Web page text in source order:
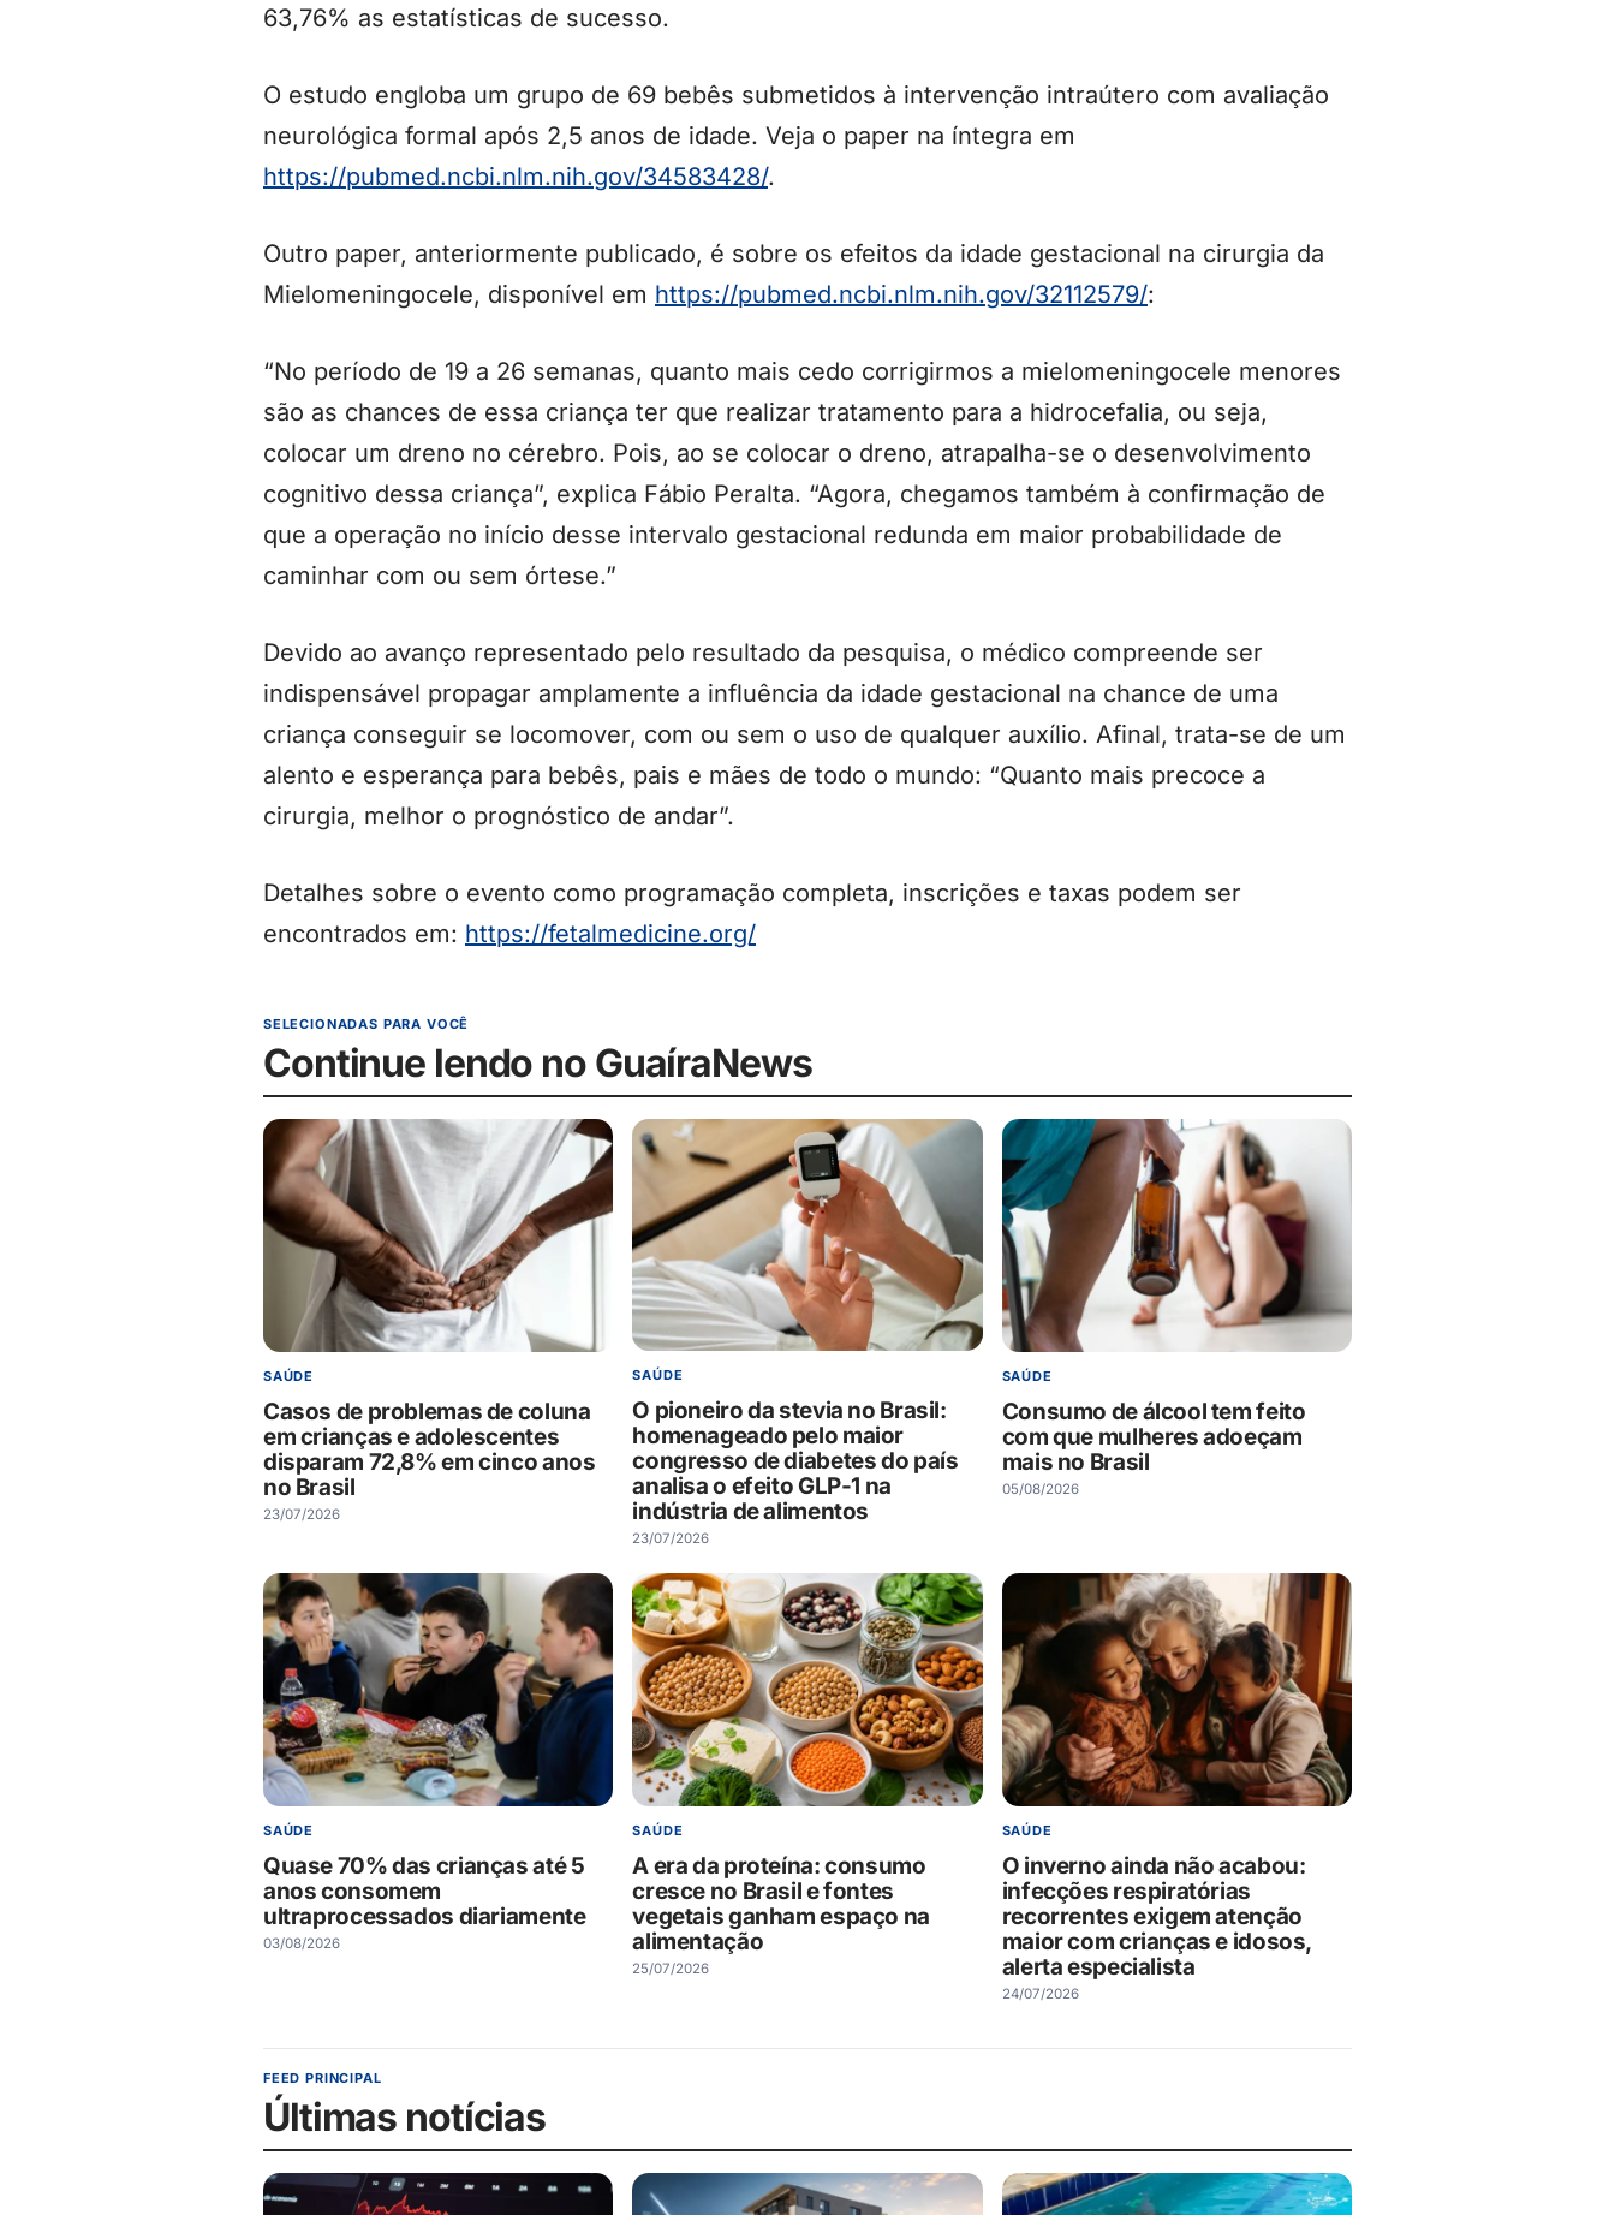
63,76% as estatísticas de sucesso.
O estudo engloba um grupo de 69 bebês submetidos à intervenção intraútero com avaliação
neurológica formal após 2,5 anos de idade. Veja o paper na íntegra em
https://pubmed.ncbi.nlm.nih.gov/34583428/.
Outro paper, anteriormente publicado, é sobre os efeitos da idade gestacional na cirurgia da
Mielomeningocele, disponível em https://pubmed.ncbi.nlm.nih.gov/32112579/:
“No período de 19 a 26 semanas, quanto mais cedo corrigirmos a mielomeningocele menores
são as chances de essa criança ter que realizar tratamento para a hidrocefalia, ou seja,
colocar um dreno no cérebro. Pois, ao se colocar o dreno, atrapalha-se o desenvolvimento
cognitivo dessa criança”, explica Fábio Peralta. “Agora, chegamos também à confirmação de
que a operação no início desse intervalo gestacional redunda em maior probabilidade de
caminhar com ou sem órtese.”
Devido ao avanço representado pelo resultado da pesquisa, o médico compreende ser
indispensável propagar amplamente a influência da idade gestacional na chance de uma
criança conseguir se locomover, com ou sem o uso de qualquer auxílio. Afinal, trata-se de um
alento e esperança para bebês, pais e mães de todo o mundo: “Quanto mais precoce a
cirurgia, melhor o prognóstico de andar”.
Detalhes sobre o evento como programação completa, inscrições e taxas podem ser
encontrados em: https://fetalmedicine.org/
SELECIONADAS PARA VOCÊ
Continue lendo no GuaíraNews
SAÚDE
Casos de problemas de coluna
em crianças e adolescentes
disparam 72,8% em cinco anos
no Brasil
23/07/2026
SAÚDE
O pioneiro da stevia no Brasil:
homenageado pelo maior
congresso de diabetes do país
analisa o efeito GLP-1 na
indústria de alimentos
23/07/2026
SAÚDE
Consumo de álcool tem feito
com que mulheres adoeçam
mais no Brasil
05/08/2026
SAÚDE
Quase 70% das crianças até 5
anos consomem
ultraprocessados diariamente
03/08/2026
SAÚDE
A era da proteína: consumo
cresce no Brasil e fontes
vegetais ganham espaço na
alimentação
25/07/2026
SAÚDE
O inverno ainda não acabou:
infecções respiratórias
recorrentes exigem atenção
maior com crianças e idosos,
alerta especialista
24/07/2026
FEED PRINCIPAL
Últimas notícias